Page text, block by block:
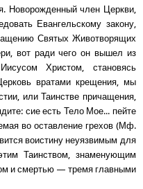
Новорожденный член Церкви,
Евангельскому закону,
Святых Животворящих
вот ради чего он вышел из
Христом, становясь
вратами крещения, мы
или Таинстве причащения,
сие есть Тело Мое... пейте
во оставление грехов (Мф.
воистину неуязвимым для
Таинством, знаменующим
и смертью — тремя главными